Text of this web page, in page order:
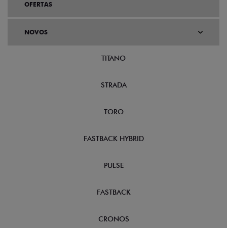
OFERTAS
NOVOS
TITANO
STRADA
TORO
FASTBACK HYBRID
PULSE
FASTBACK
CRONOS